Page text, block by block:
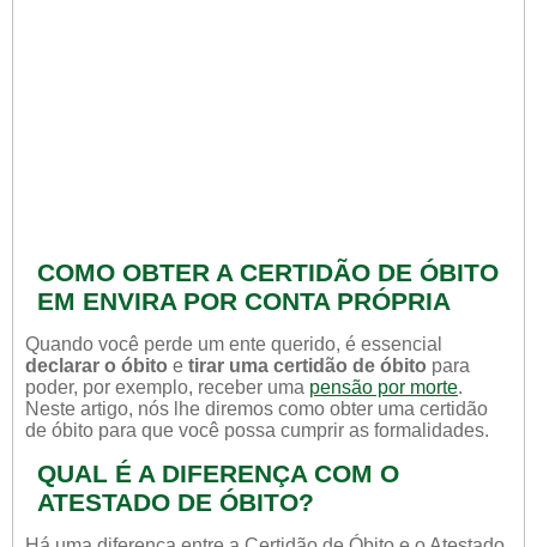
COMO OBTER A CERTIDÃO DE ÓBITO
EM ENVIRA POR CONTA PRÓPRIA
Quando você perde um ente querido, é essencial
declarar o óbito e tirar uma certidão de óbito para
poder, por exemplo, receber uma pensão por morte.
Neste artigo, nós lhe diremos como obter uma certidão
de óbito para que você possa cumprir as formalidades.
QUAL É A DIFERENÇA COM O
ATESTADO DE ÓBITO?